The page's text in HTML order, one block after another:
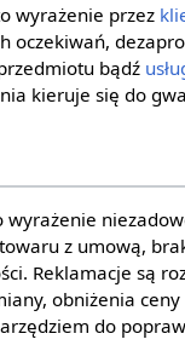
wyrażenie przez
oczekiwań,
bądź
kieruje się do
wyrażenie
z umową,
Reklamacje są
obniżenia
do